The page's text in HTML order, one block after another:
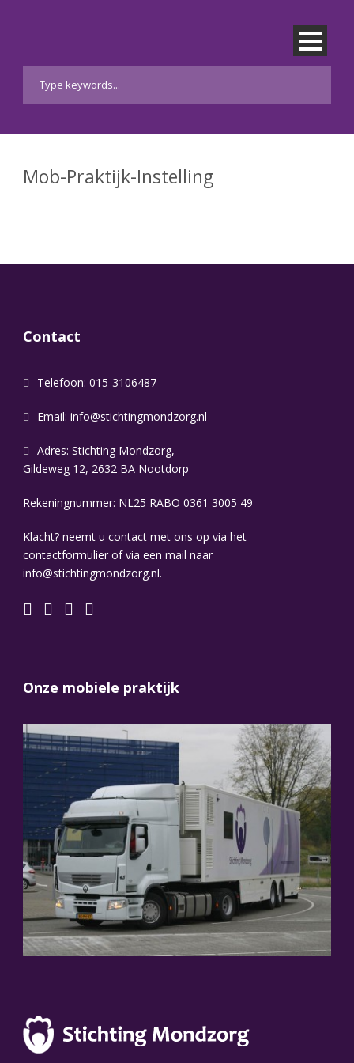
Mob-Praktijk-Instelling
Contact
Telefoon: 015-3106487
Email: info@stichtingmondzorg.nl
Adres: Stichting Mondzorg,
Gildeweg 12, 2632 BA Nootdorp
Rekeningnummer: NL25 RABO 0361 3005 49
Klacht? neemt u contact met ons op via het
contactformulier of via een mail naar
info@stichtingmondzorg.nl.
Onze mobiele praktijk